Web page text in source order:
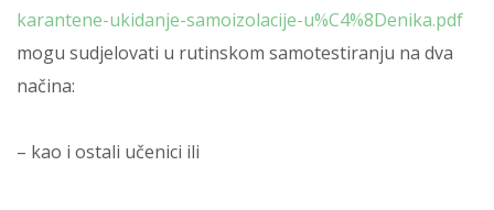
karantene-ukidanje-samoizolacije-u%C4%8Denika.pdf
mogu sudjelovati u rutinskom samotestiranju na dva
načina:
– kao i ostali učenici ili